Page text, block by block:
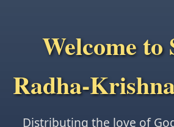
Welcome
Radha-
Distributing the love of